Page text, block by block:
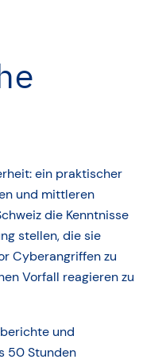
ein praktischer
und mittleren
die Kenntnisse
stellen, die sie
Cyberangriffen zu
Vorfall reagieren zu
und
50 Stunden